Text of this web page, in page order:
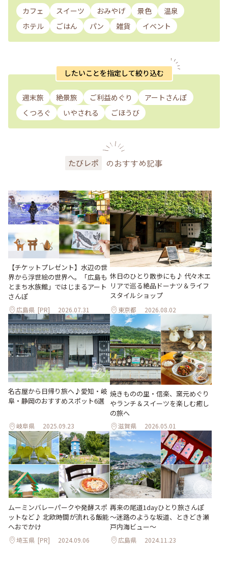
カフェ スイーツ おみやげ 景色
温泉
ホテル
ごはん パン 雑貨 イベント
したいことを指定して絞り込む
週末旅 絶景旅 ご利益めぐり
アートさんぽ
くつろぐ
いやされる ごほうび
たびレポ のおすすめ記事
【チケットプレゼント】水辺の世
界から浮世絵の世界へ。「広島も
とまち水族館」ではじまるアート
さんぽ
広島県 [PR] 2026.07.31
休日のひとり散歩にも♪ 代々木エ
リアで巡る絶品ドーナツ＆ライフ
スタイルショップ
東京都 2026.08.02
名古屋から日帰り旅へ♪愛知・岐
阜・静岡のおすすめスポット6選
岐阜県 2025.09.23
焼きものの里・信楽、窯元めぐり
やランチ＆スイーツを楽しむ癒し
の旅へ
滋賀県 2026.05.01
ムーミンバレーパークや発酵スポ
ットなど♪ 北欧時間が流れる飯能
へおでかけ
埼玉県 [PR] 2024.09.06
再来の尾道1dayひとり旅さんぽ
～迷路のような坂道、ときどき瀬
戸内海ビュー～
広島県 2024.11.23